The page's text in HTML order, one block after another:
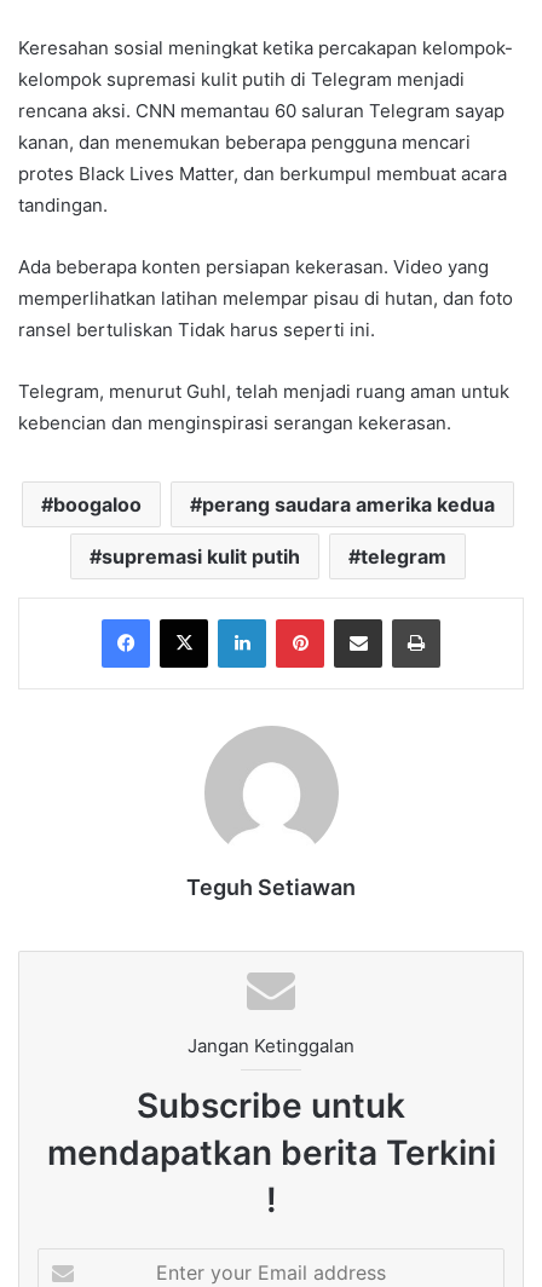
Keresahan sosial meningkat ketika percakapan kelompok-
kelompok supremasi kulit putih di Telegram menjadi
rencana aksi. CNN memantau 60 saluran Telegram sayap
kanan, dan menemukan beberapa pengguna mencari
protes Black Lives Matter, dan berkumpul membuat acara
tandingan.
Ada beberapa konten persiapan kekerasan. Video yang
memperlihatkan latihan melempar pisau di hutan, dan foto
ransel bertuliskan Tidak harus seperti ini.
Telegram, menurut Guhl, telah menjadi ruang aman untuk
kebencian dan menginspirasi serangan kekerasan.
boogaloo perang saudara amerika kedua
supremasi kulit putih telegram
Facebook
X LinkedInPinterestShare via Email Print
Teguh Setiawan
Jangan Ketinggalan
Subscribe untuk
mendapatkan berita Terkini
!